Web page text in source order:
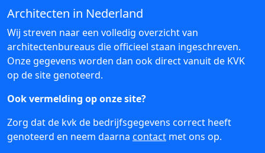
Architecten in Nederland
Wij streven naar een volledig overzicht van
architectenbureaus die officieel staan ingeschreven.
Onze gegevens worden dan ook direct vanuit de KVK
op de site genoteerd.
Ook vermelding op onze site?
Zorg dat de kvk de bedrijfsgegevens correct heeft
genoteerd en neem daarna contact met ons op.